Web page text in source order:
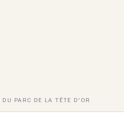
PARC DE LA TÊTE D'OR